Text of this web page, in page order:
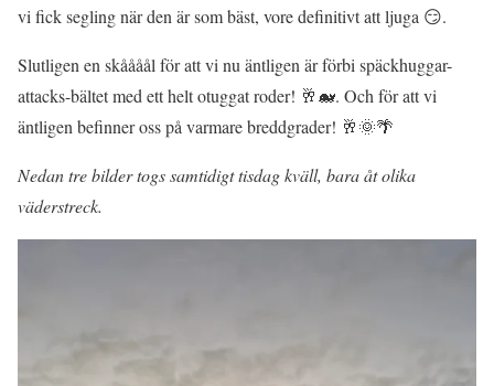
vi fick segling när den är som bäst, vore definitivt att ljuga 😏.
Slutligen en skåååål för att vi nu äntligen är förbi späckhuggar-
attacks-bältet med ett helt otuggat roder! 🥂🐋. Och för att vi
äntligen befinner oss på varmare breddgrader! 🥂🌞🌴
Nedan tre bilder togs samtidigt tisdag kväll, bara åt olika
väderstreck.